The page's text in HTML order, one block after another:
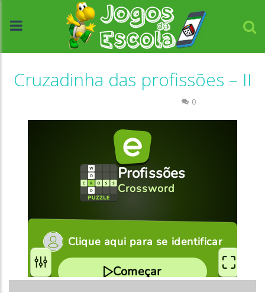
Cruzadinha das profissões – II
0